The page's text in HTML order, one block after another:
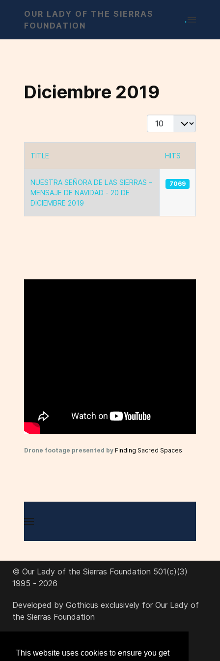
This website uses cookies to ensure you get
OUR LADY OF THE SIERRAS
FOUNDATION
.
Diciembre 2019
Display #
TITLE HITS
NUESTRA SEÑORA DE LAS SIERRAS –
MENSAJE DE NAVIDAD - 20 DE
DICIEMBRE 2019
7069
Drone footage presented by Finding Sacred Spaces.
© Our Lady of the Sierras Foundation 501(c)(3)
1995 - 2026
Developed by Gothicus exclusively for Our Lady of
the Sierras Foundation
office@ourladyofthesierras.org